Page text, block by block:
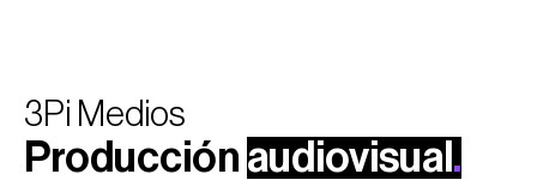
3Pi Medios
Producción audiovisual .